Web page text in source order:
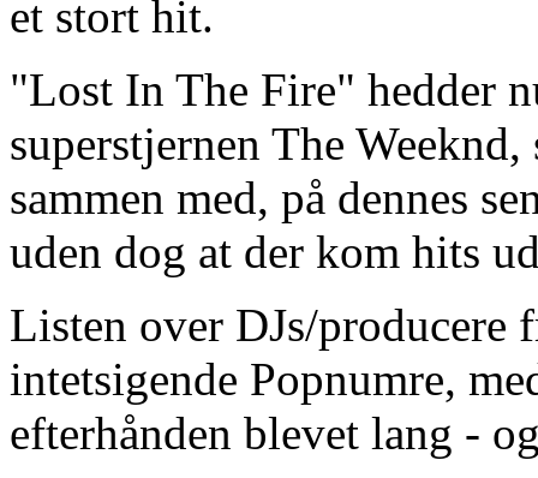
et stort hit.
"Lost In The Fire" hedder
superstjernen The
sammen med, på dennes
uden dog at der kom hits
Listen over DJs/producere
intetsigende Popnumre,
efterhånden blevet lang -